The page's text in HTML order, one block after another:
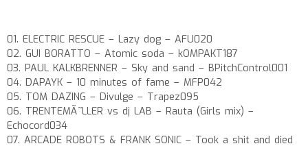
01. ELECTRIC RESCUE – Lazy dog – AFU020
02. GUI BORATTO – Atomic soda – kOMPAKT187
03. PAUL KALKBRENNER – Sky and sand – BPitchControl001
04. DAPAYK – 10 minutes of fame – MFP042
05. TOM DAZING – Divulge – Trapez095
06. TRENTEMÃ˜LLER vs dj LAB – Rauta (Girls mix) –
Echocord034
07. ARCADE ROBOTS & FRANK SONIC – Took a shit and died